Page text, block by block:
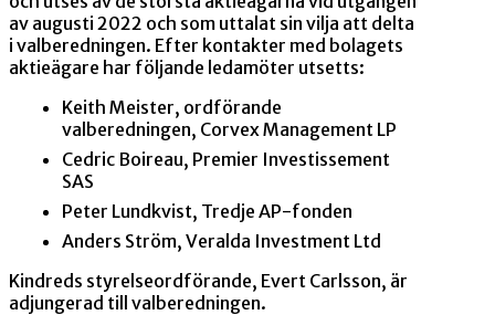
av augusti 2022 och som uttalat sin vilja att delta
i valberedningen. Efter kontakter med bolagets
aktieägare har följande ledamöter utsetts:
Keith Meister, ordförande
valberedningen, Corvex Management LP
Cedric Boireau, Premier Investissement
SAS
Peter Lundkvist, Tredje AP-fonden
Anders Ström, Veralda Investment Ltd
Kindreds styrelseordförande, Evert Carlsson, är
adjungerad till valberedningen.